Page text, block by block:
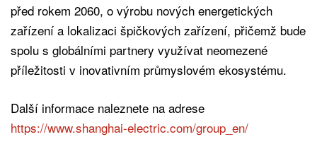
před rokem 2060, o výrobu nových energetických
zařízení a lokalizaci špičkových zařízení, přičemž bude
spolu s globálními partnery využívat neomezené
příležitosti v inovativním průmyslovém ekosystému.
Další informace naleznete na adrese
https://www.shanghai-electric.com/group_en/